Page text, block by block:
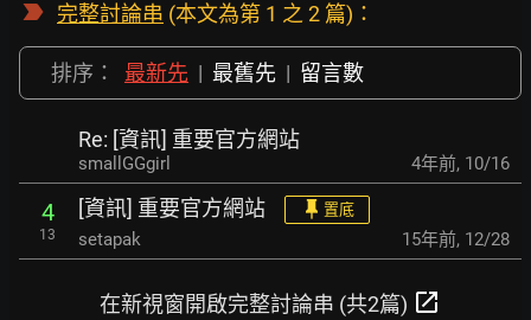
完整討論串 (本文為第 1 之 2 篇)：
排序： 最新先 | 最舊先 | 留言數
Re: [資訊] 重要官方網站
smallGGgirl 4年前, 10/16
4
13
[資訊] 重要官方網站 置底
setapak 15年前, 12/28
在新視窗開啟完整討論串 (共2篇) open_in_new